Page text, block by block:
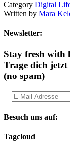
Category Digital
Written by Mara
Newsletter:
Stay fresh with
Trage dich jetzt
(no spam)
Besuch uns auf:
Tagcloud